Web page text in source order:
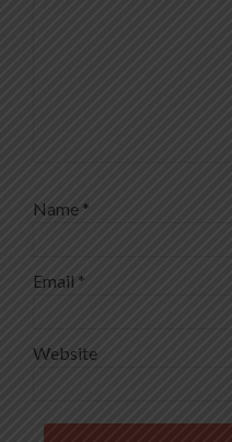
Name *
Email *
Website